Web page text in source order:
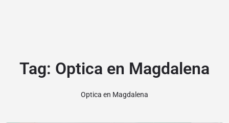
Tag: Optica en Magdalena
Optica en Magdalena